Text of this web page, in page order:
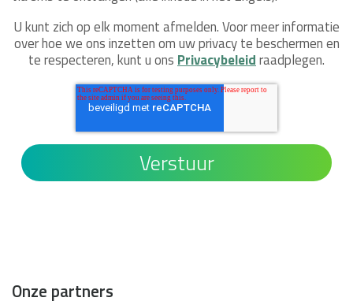
U kunt zich op elk moment afmelden. Voor meer informatie
over hoe we ons inzetten om uw privacy te beschermen en
te respecteren, kunt u onsPrivacybeleidraadplegen.
Onze partners